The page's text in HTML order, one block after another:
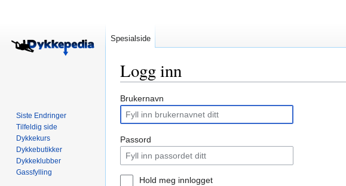
Logg inn
Hopp
navigering
Hopp
søk
Brukernavn
Passord
Hold meg innlogget
Spesialside
Siste Endringer
Tilfeldig side
Dykkekurs
Dykkebutikker
Dykkeklubber
Gassfylling